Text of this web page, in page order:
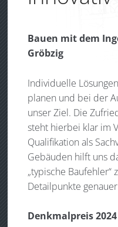
Bauen mit dem
Gröbzig
Individuelle
planen und bei der
unser Ziel. Die
steht hierbei klar im
Qualifikation als
Gebäuden hilft uns
„typische
Detailpunkte
Denkmalpreis